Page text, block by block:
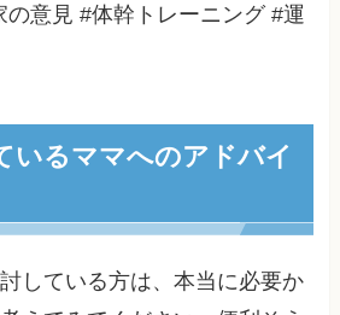
の意見 #体幹トレーニング #運
いるママへのアドバイ
している方は、本当に必要か